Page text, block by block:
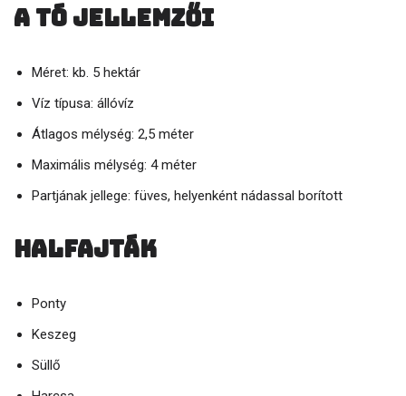
A tó jellemzői
Méret: kb. 5 hektár
Víz típusa: állóvíz
Átlagos mélység: 2,5 méter
Maximális mélység: 4 méter
Partjának jellege: füves, helyenként nádassal borított
Halfajták
Ponty
Keszeg
Süllő